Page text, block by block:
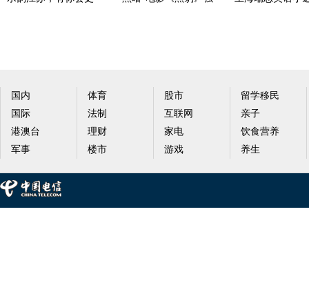
国内
国际
港澳台
军事
体育
法制
理财
楼市
股市
互联网
家电
游戏
留学移民
亲子
饮食营养
养生